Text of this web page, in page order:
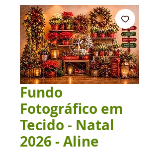
Fundo
Fotográfico em
Tecido - Natal
2026 - Aline